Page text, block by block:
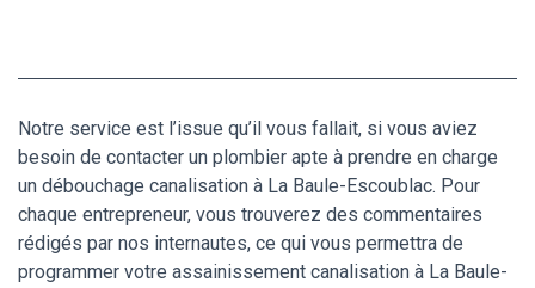
Notre service est l’issue qu’il vous fallait, si vous aviez
besoin de contacter un plombier apte à prendre en charge
un débouchage canalisation à La Baule-Escoublac. Pour
chaque entrepreneur, vous trouverez des commentaires
rédigés par nos internautes, ce qui vous permettra de
programmer votre assainissement canalisation à La Baule-